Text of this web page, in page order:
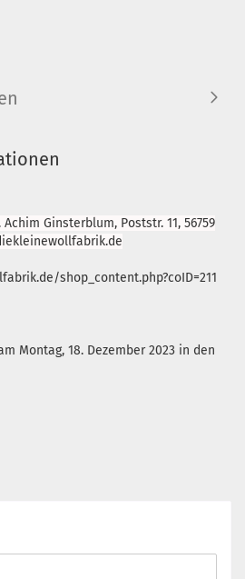
Ginsterblum, Poststr. 11, 56759
shop_content.php?coID=211
Montag, 18. Dezember 2023 in den